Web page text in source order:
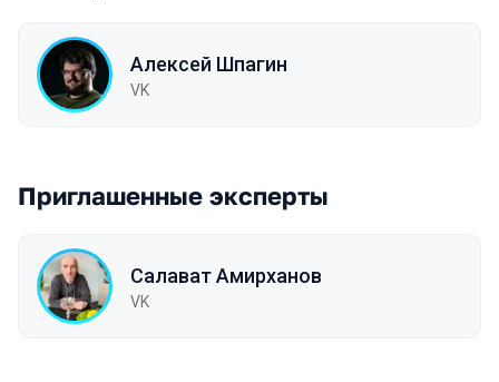
Алексей Шпагин
VK
Приглашенные эксперты
Салават Амирханов
VK